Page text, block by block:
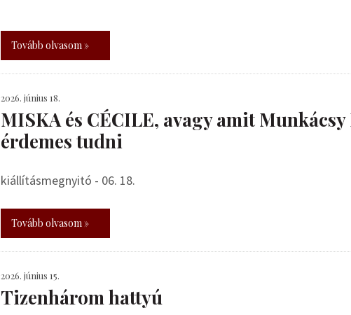
Tovább olvasom »
2026. június 18.
MISKA és CÉCILE, avagy amit
érdemes tudni
kiállításmegnyitó - 06. 18.
Tovább olvasom »
2026. június 15.
Tizenhárom hattyú